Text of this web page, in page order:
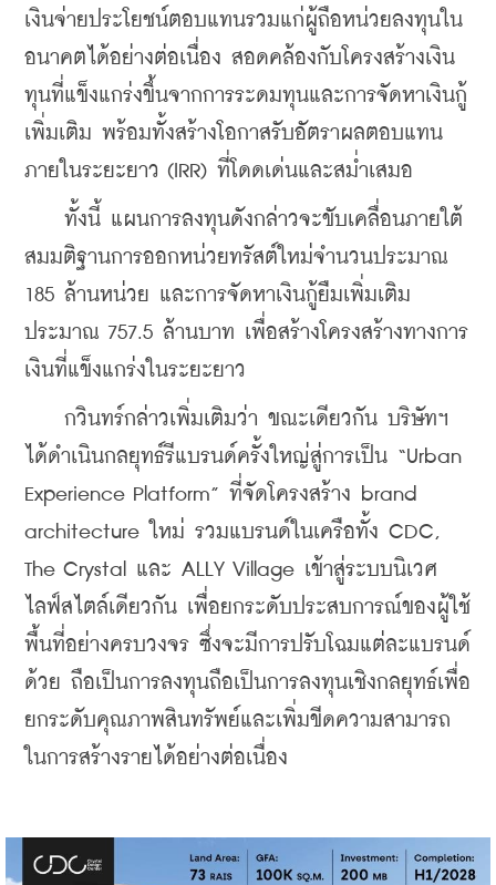
เงินจ่ายประโยชน์ตอบแทนรวมแก่ผู้ถือหน่วยลงทุนใน
อนาคตได้อย่างต่อเนื่อง สอดคล้องกับโครงสร้างเงิน
ทุนที่แข็งแกร่งขึ้นจากการระดมทุนและการจัดหาเงินกู้
เพิ่มเติม พร้อมทั้งสร้างโอกาสรับอัตราผลตอบแทน
ภายในระยะยาว (IRR) ที่โดดเด่นและสม่ำเสมอ
ทั้งนี้ แผนการลงทุนดังกล่าวจะขับเคลื่อนภายใต้
สมมติฐานการออกหน่วยทรัสต์ใหม่จำนวนประมาณ
185 ล้านหน่วย และการจัดหาเงินกู้ยืมเพิ่มเติม
ประมาณ 757.5 ล้านบาท เพื่อสร้างโครงสร้างทางการ
เงินที่แข็งแกร่งในระยะยาว
กวินทร์กล่าวเพิ่มเติมว่า ขณะเดียวกัน บริษัทฯ
ได้ดำเนินกลยุทธ์รีแบรนด์ครั้งใหญ่สู่การเป็น “Urban
Experience Platform” ที่จัดโครงสร้าง brand
architecture ใหม่ รวมแบรนด์ในเครือทั้ง CDC,
The Crystal และ ALLY Village เข้าสู่ระบบนิเวศ
ไลฟ์สไตล์เดียวกัน เพื่อยกระดับประสบการณ์ของผู้ใช้
พื้นที่อย่างครบวงจร ซึ่งจะมีการปรับโฉมแต่ละแบรนด์
ด้วย ถือเป็นการลงทุนถือเป็นการลงทุนเชิงกลยุทธ์เพื่อ
ยกระดับคุณภาพสินทรัพย์และเพิ่มขีดความสามารถ
ในการสร้างรายได้อย่างต่อเนื่อง